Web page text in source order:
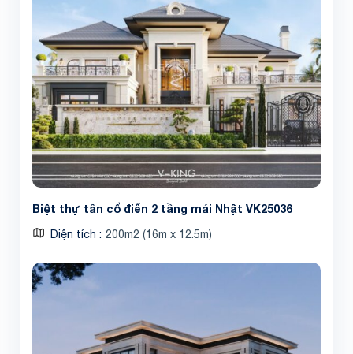
Biệt thự tân cổ điển 2 tầng mái Nhật VK25036
Diện tích 200m2 (16m x 12.5m)